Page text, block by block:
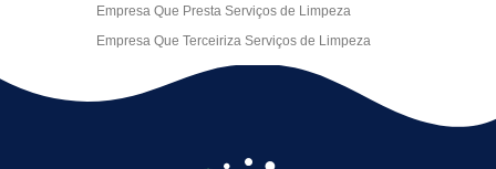
Empresa Que Presta Serviços de Limpeza
Empresa Que Terceiriza Serviços de Limpeza
Empresa Terceirizada de Portaria
Empresa de Facilities
Empresa de Limpeza Empresarial